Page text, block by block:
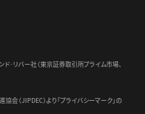
ド･リバー社（東京証券取引所プライム市場、
会（JIPDEC）より 「プライバシーマーク」の